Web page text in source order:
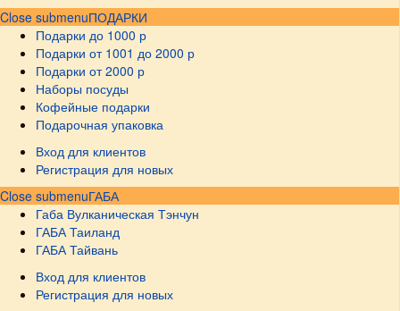
Close submenuПОДАРКИ
Подарки до 1000 р
Подарки от 1001 до 2000 р
Подарки от 2000 р
Наборы посуды
Кофейные подарки
Подарочная упаковка
Вход для клиентов
Регистрация для новых
Close submenuГАБА
Габа Вулканическая Тэнчун
ГАБА Таиланд
ГАБА Тайвань
Вход для клиентов
Регистрация для новых